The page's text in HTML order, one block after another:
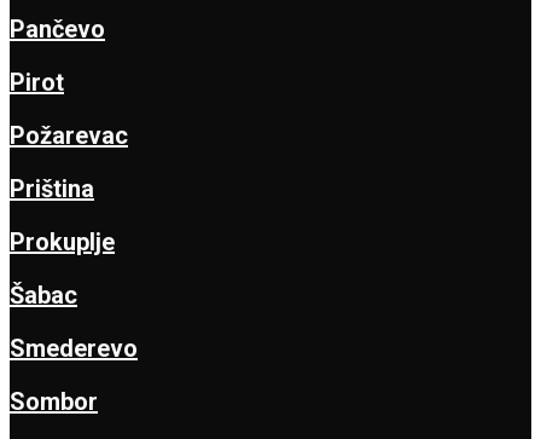
Pančevo
Pirot
Požarevac
Priština
Prokuplje
Šabac
Smederevo
Sombor